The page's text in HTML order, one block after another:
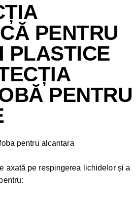
PENTRU
PLASTICE
PENTRU
axată pe respingerea lichidelor și a